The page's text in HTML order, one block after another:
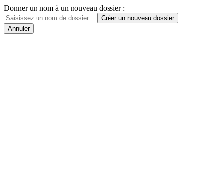
Donner un nom à un nouveau dossier :
Créer un nouveau dossier
Annuler